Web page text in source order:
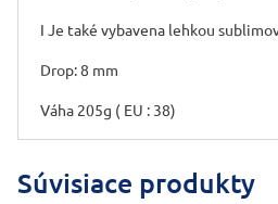
I Je také vybavena lehkou
Drop: 8 mm
Váha 205g ( EU : 38)
Súvisiace produkty